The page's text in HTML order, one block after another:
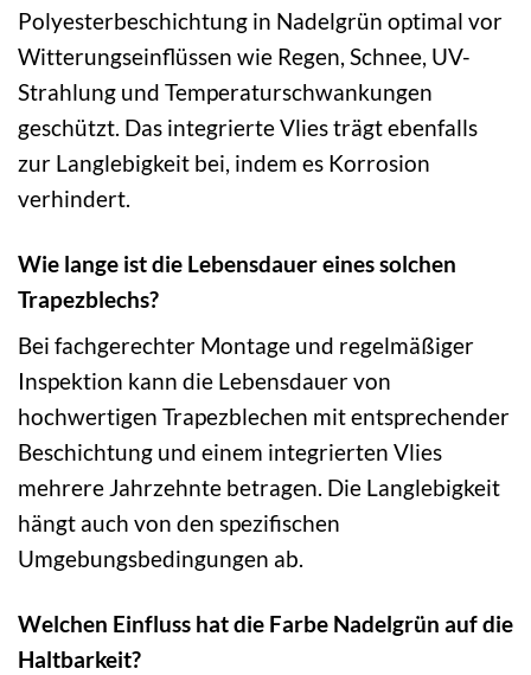
Polyesterbeschichtung in Nadelgrün optimal vor
Witterungseinflüssen wie Regen, Schnee, UV-
Strahlung und Temperaturschwankungen
geschützt. Das integrierte Vlies trägt ebenfalls
zur Langlebigkeit bei, indem es Korrosion
verhindert.
Wie lange ist die Lebensdauer eines solchen
Trapezblechs?
Bei fachgerechter Montage und regelmäßiger
Inspektion kann die Lebensdauer von
hochwertigen Trapezblechen mit entsprechender
Beschichtung und einem integrierten Vlies
mehrere Jahrzehnte betragen. Die Langlebigkeit
hängt auch von den spezifischen
Umgebungsbedingungen ab.
Welchen Einfluss hat die Farbe Nadelgrün auf die
Haltbarkeit?